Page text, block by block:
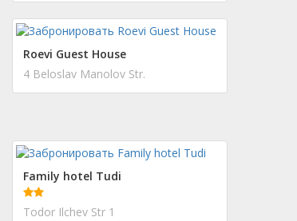
Roevi Guest House
4 Beloslav Manolov Str.
Family hotel Tudi
Todor Ilchev Str 1